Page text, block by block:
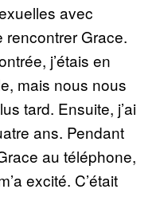
avec
rencontrer Grace.
j’étais en
mais nous nous
tard. Ensuite, j’ai
ans. Pendant
au téléphone,
excité. C’était